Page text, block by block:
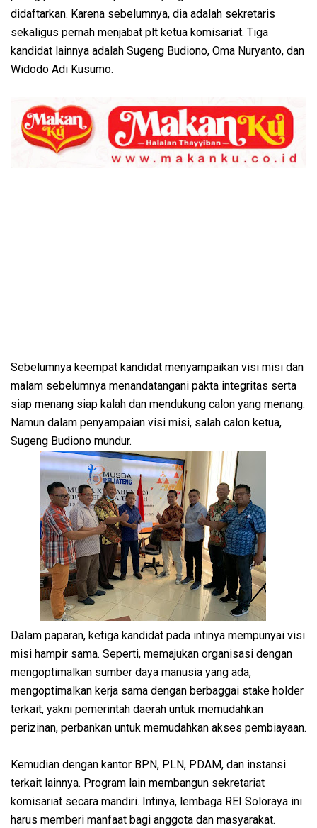
didaftarkan. Karena sebelumnya, dia adalah sekretaris
sekaligus pernah menjabat plt ketua komisariat. Tiga
kandidat lainnya adalah Sugeng Budiono, Oma Nuryanto, dan
Widodo Adi Kusumo.
Sebelumnya keempat kandidat menyampaikan visi misi dan
malam sebelumnya menandatangani pakta integritas serta
siap menang siap kalah dan mendukung calon yang menang.
Namun dalam penyampaian visi misi, salah calon ketua,
Sugeng Budiono mundur.
Dalam paparan, ketiga kandidat pada intinya mempunyai visi
misi hampir sama. Seperti, memajukan organisasi dengan
mengoptimalkan sumber daya manusia yang ada,
mengoptimalkan kerja sama dengan berbaggai stake holder
terkait, yakni pemerintah daerah untuk memudahkan
perizinan, perbankan untuk memudahkan akses pembiayaan.
Kemudian dengan kantor BPN, PLN, PDAM, dan instansi
terkait lainnya. Program lain membangun sekretariat
komisariat secara mandiri. Intinya, lembaga REI Soloraya ini
harus memberi manfaat bagi anggota dan masyarakat.